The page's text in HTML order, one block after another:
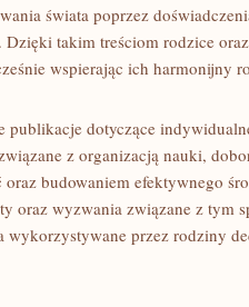
świata poprzez
takim treściom rodzice
wspierając ich harmonijny
publikacje dotyczące
z organizacją nauki,
budowaniem efektywnego
oraz wyzwania związane z tym
wykorzystywane przez rodziny